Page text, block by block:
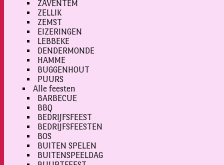
ZAVENTEM
ZELLIK
ZEMST
EIZERINGEN
LEBBEKE
DENDERMONDE
HAMME
BUGGENHOUT
PUURS
Alle feesten
BARBECUE
BBQ
BEDRIJFSFEEST
BEDRIJFSFEESTEN
BOS
BUITEN SPELEN
BUITENSPEELDAG